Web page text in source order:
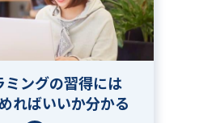
ミングの習得には
ればいいか分かる